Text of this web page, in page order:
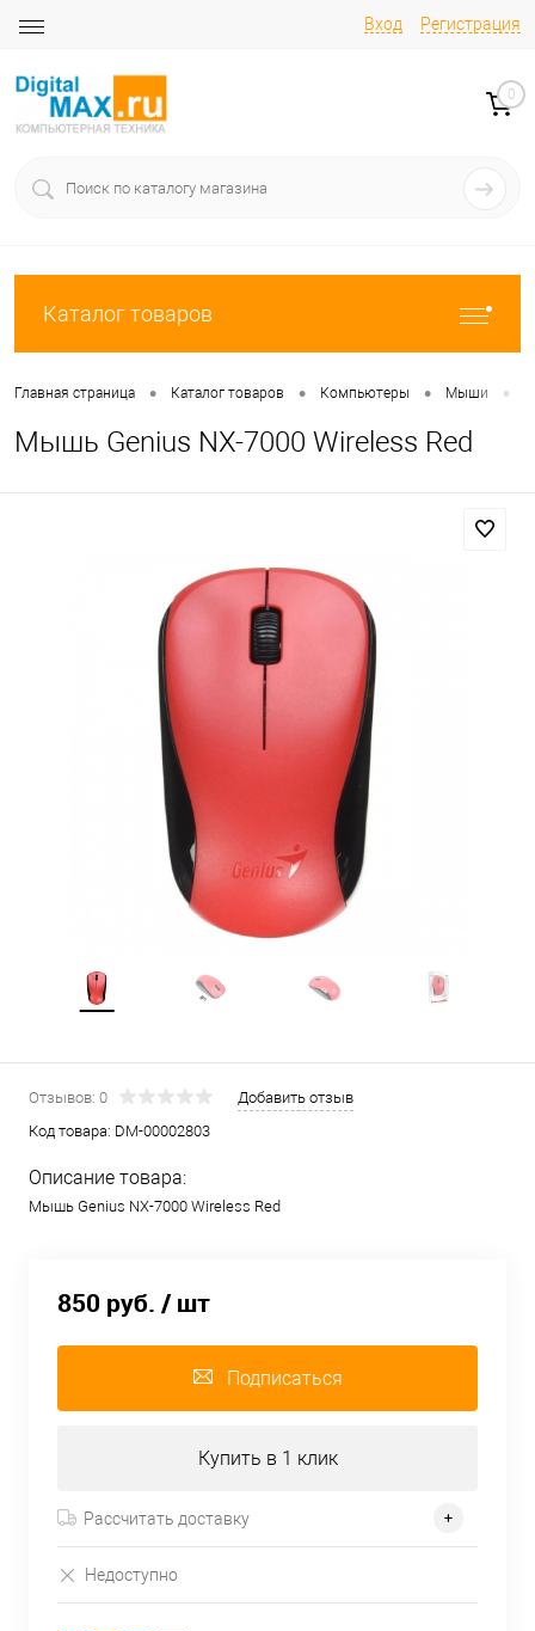
Вход Регистрация
0
Каталог товаров
Главная страница • Каталог товаров • Компьютеры • Мыши •
Мышь Genius NX-7000 Wireless Red
Отзывов: 0
Добавить отзыв
Код товара: DM-00002803
Описание товара:
Мышь Genius NX-7000 Wireless Red
850 руб. / шт
Подписаться
Купить в 1 клик
Рассчитать доставку
Недоступно